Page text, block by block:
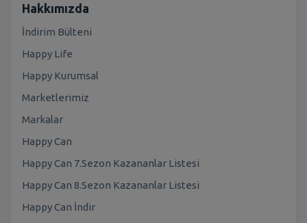
Hakkımızda
İndirim Bülteni
Happy Life
Happy Kurumsal
Marketlerimiz
Markalar
Happy Can
Happy Can 7.Sezon Kazananlar Listesi
Happy Can 8.Sezon Kazananlar Listesi
Happy Can İndir